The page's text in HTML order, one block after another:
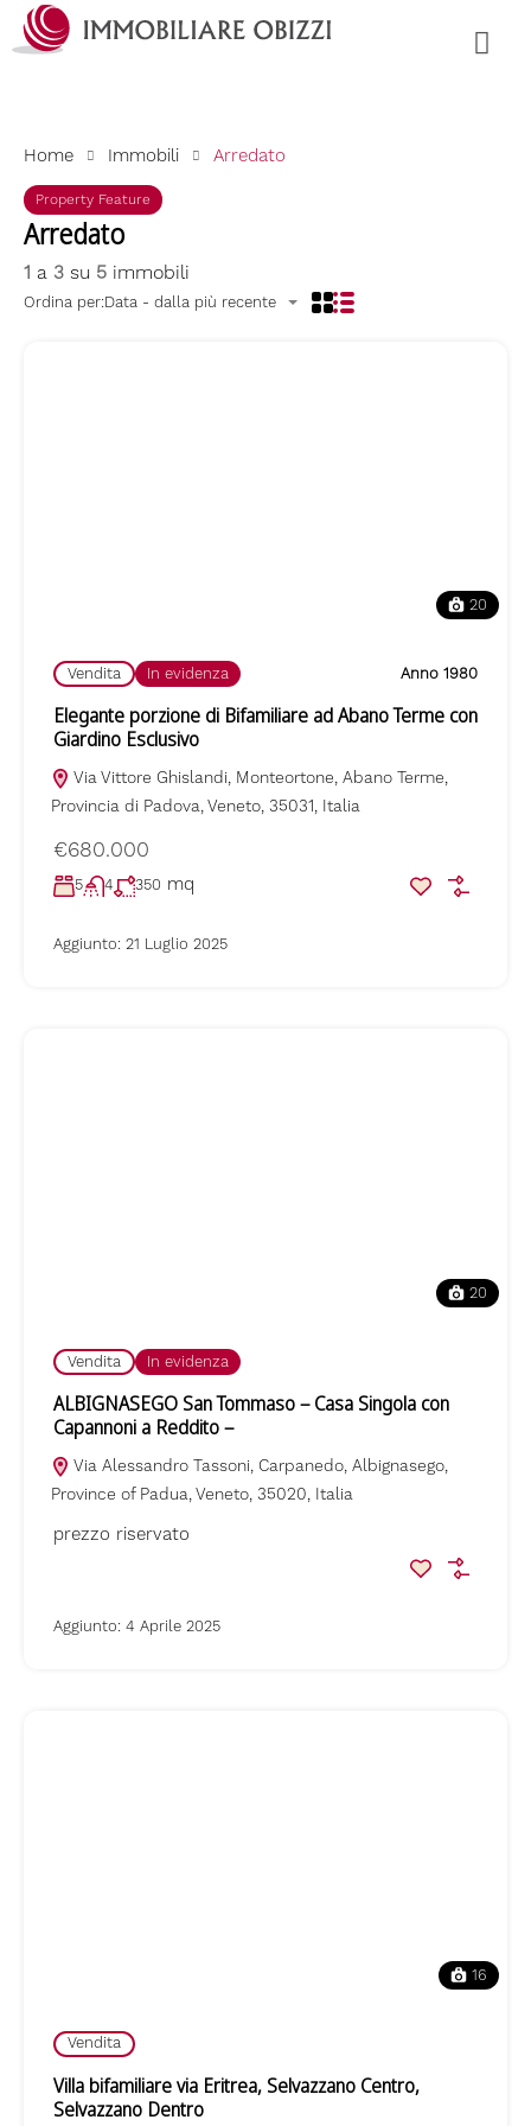
Home Immobili Arredato
Property Feature
Arredato
1 a 3 su 5 immobili
Ordina per:Data - dalla più recente
20
Vendita In evidenza Anno 1980
Elegante porzione di Bifamiliare ad Abano Terme con
Giardino Esclusivo
Via Vittore Ghislandi, Monteortone, Abano Terme,
Provincia di Padova, Veneto, 35031, Italia
€680.000
5 4 350 mq
Aggiunto: 21 Luglio 2025
20
Vendita In evidenza
ALBIGNASEGO San Tommaso – Casa Singola con
Capannoni a Reddito –
Via Alessandro Tassoni, Carpanedo, Albignasego,
Province of Padua, Veneto, 35020, Italia
prezzo riservato
Aggiunto: 4 Aprile 2025
16
Vendita
Villa bifamiliare via Eritrea, Selvazzano Centro,
Selvazzano Dentro